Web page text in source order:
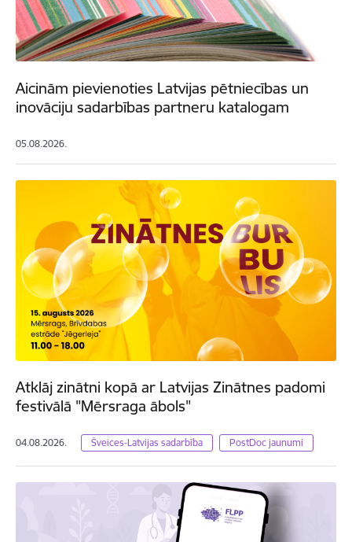
Aicinām pievienoties Latvijas pētniecības un
inovāciju sadarbības partneru katalogam
05.08.2026.
Atklāj zinātni kopā ar Latvijas Zinātnes padomi
festivālā "Mērsraga ābols"
04.08.2026. Šveices-Latvijas sadarbība PostDoc jaunumi